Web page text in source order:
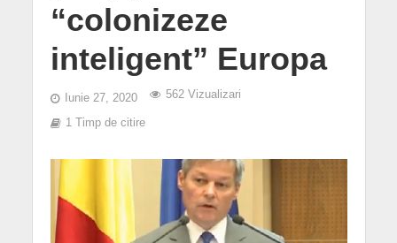
“colonizeze
inteligent” Europa
Iunie 27, 2020 562 Vizualizari
1 Timp de citire